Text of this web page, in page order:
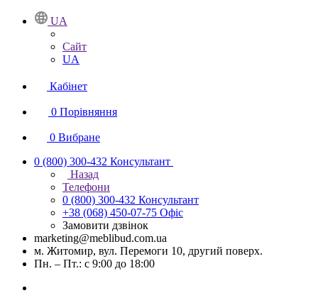
UA
Сайт
UA
Кабінет
0 Порівняння
0 Вибране
0 (800) 300-432 Консультант
Назад
Телефони
0 (800) 300-432 Консультант
+38 (068) 450-07-75 Офіс
Замовити дзвінок
marketing@meblibud.com.ua
м. Житомир, вул. Перемоги 10, другий поверх.
Пн. – Пт.: с 9:00 до 18:00